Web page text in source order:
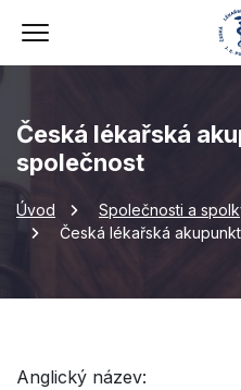
Česká lékařská
společnost
Úvod
Společnosti a
Česká lékařská
Anglický název: